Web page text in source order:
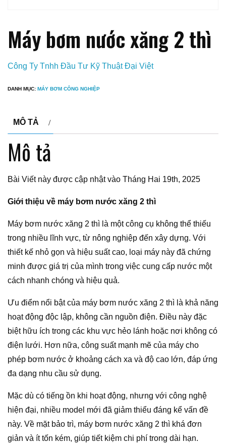
Máy bơm nước xăng 2 thì
Công Ty Tnhh Đầu Tư Kỹ Thuật Đại Việt
DANH MỤC: MÁY BƠM CÔNG NGHIỆP
MÔ TẢ
Mô tả
Bài Viết này được cập nhật vào Tháng Hai 19th, 2025
Giới thiệu về máy bơm nước xăng 2 thì
Máy bơm nước xăng 2 thì là một công cụ không thể thiếu
trong nhiều lĩnh vực, từ nông nghiệp đến xây dựng. Với
thiết kế nhỏ gọn và hiệu suất cao, loại máy này đã chứng
minh được giá trị của mình trong việc cung cấp nước một
cách nhanh chóng và hiệu quả.
Ưu điểm nổi bật của máy bơm nước xăng 2 thì là khả năng
hoạt động độc lập, không cần nguồn điện. Điều này đặc
biệt hữu ích trong các khu vực hẻo lánh hoặc nơi không có
điện lưới. Hơn nữa, công suất mạnh mẽ của máy cho
phép bơm nước ở khoảng cách xa và độ cao lớn, đáp ứng
đa dạng nhu cầu sử dụng.
Mặc dù có tiếng ồn khi hoạt động, nhưng với công nghệ
hiện đại, nhiều model mới đã giảm thiểu đáng kể vấn đề
này. Về mặt bảo trì, máy bơm nước xăng 2 thì khá đơn
giản và ít tốn kém, giúp tiết kiệm chi phí trong dài hạn.